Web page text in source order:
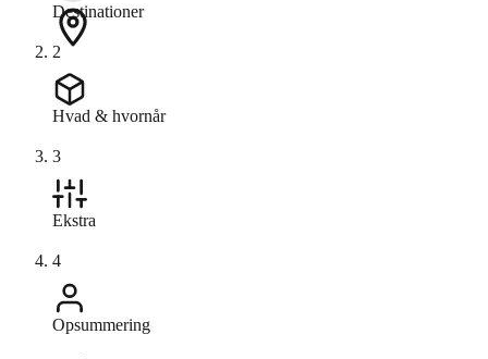
Destinationer
2
Hvad & hvornår
3
Ekstra
4
Opsummering